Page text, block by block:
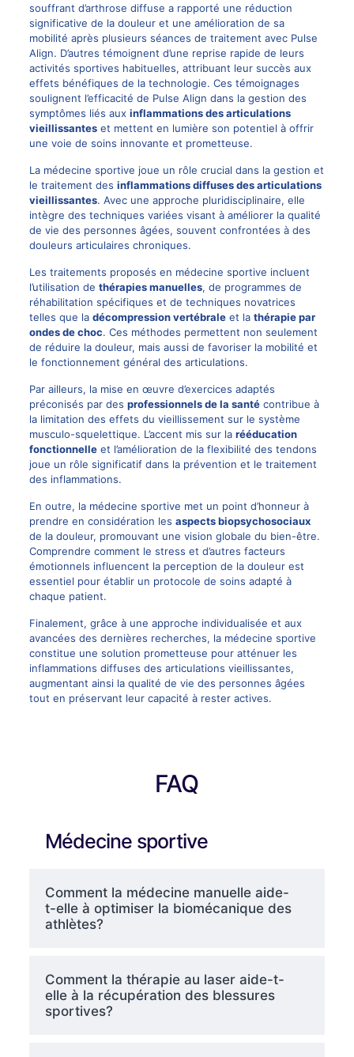
souffrant d’arthrose diffuse a rapporté une réduction
significative de la douleur et une amélioration de sa
mobilité après plusieurs séances de traitement avec Pulse
Align. D’autres témoignent d’une reprise rapide de leurs
activités sportives habituelles, attribuant leur succès aux
effets bénéfiques de la technologie. Ces témoignages
soulignent l’efficacité de Pulse Align dans la gestion des
symptômes liés aux inflammations des articulations
vieillissanteset mettent en lumière son potentiel à offrir
une voie de soins innovante et prometteuse.
La médecine sportive joue un rôle crucial dans la gestion et
le traitement des inflammations diffuses des articulations
vieillissantes. Avec une approche pluridisciplinaire, elle
intègre des techniques variées visant à améliorer la qualité
de vie des personnes âgées, souvent confrontées à des
douleurs articulaires chroniques.
Les traitements proposés en médecine sportive incluent
l’utilisation de thérapies manuelles, de programmes de
réhabilitation spécifiques et de techniques novatrices
telles que la décompression vertébraleet la thérapie par
ondes de choc. Ces méthodes permettent non seulement
de réduire la douleur, mais aussi de favoriser la mobilité et
le fonctionnement général des articulations.
Par ailleurs, la mise en œuvre d’exercices adaptés
préconisés par des professionnels de la santécontribue à
la limitation des effets du vieillissement sur le système
musculo-squelettique. L’accent mis sur la rééducation
fonctionnelleet l’amélioration de la flexibilité des tendons
joue un rôle significatif dans la prévention et le traitement
des inflammations.
En outre, la médecine sportive met un point d’honneur à
prendre en considération les aspects biopsychosociaux
de la douleur, promouvant une vision globale du bien-être.
Comprendre comment le stress et d’autres facteurs
émotionnels influencent la perception de la douleur est
essentiel pour établir un protocole de soins adapté à
chaque patient.
Finalement, grâce à une approche individualisée et aux
avancées des dernières recherches, la médecine sportive
constitue une solution prometteuse pour atténuer les
inflammations diffuses des articulations vieillissantes,
augmentant ainsi la qualité de vie des personnes âgées
tout en préservant leur capacité à rester actives.
FAQ
Médecine sportive
Comment la médecine manuelle aide-
t-elle à optimiser la biomécanique des
athlètes?
Comment la thérapie au laser aide-t-
elle à la récupération des blessures
sportives?